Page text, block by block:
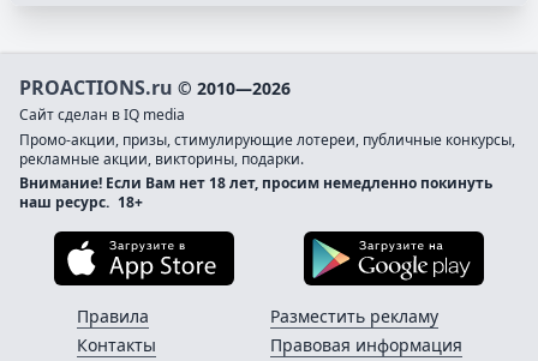
PROACTIONS.ru © 2010—2026
Сайт сделан в IQ media
Промо-акции, призы, стимулирующие лотереи, публичные конкурсы,
рекламные акции, викторины, подарки.
Внимание! Если Вам нет 18 лет, просим немедленно покинуть
наш ресурс. 18+
Загрузите в App Store
Правила
Контакты
Разместить рекламу
Правовая информация